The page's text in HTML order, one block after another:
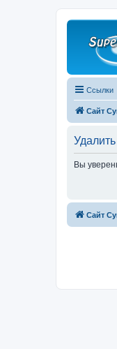
Ссылки
Сайт
Вы
Сайт